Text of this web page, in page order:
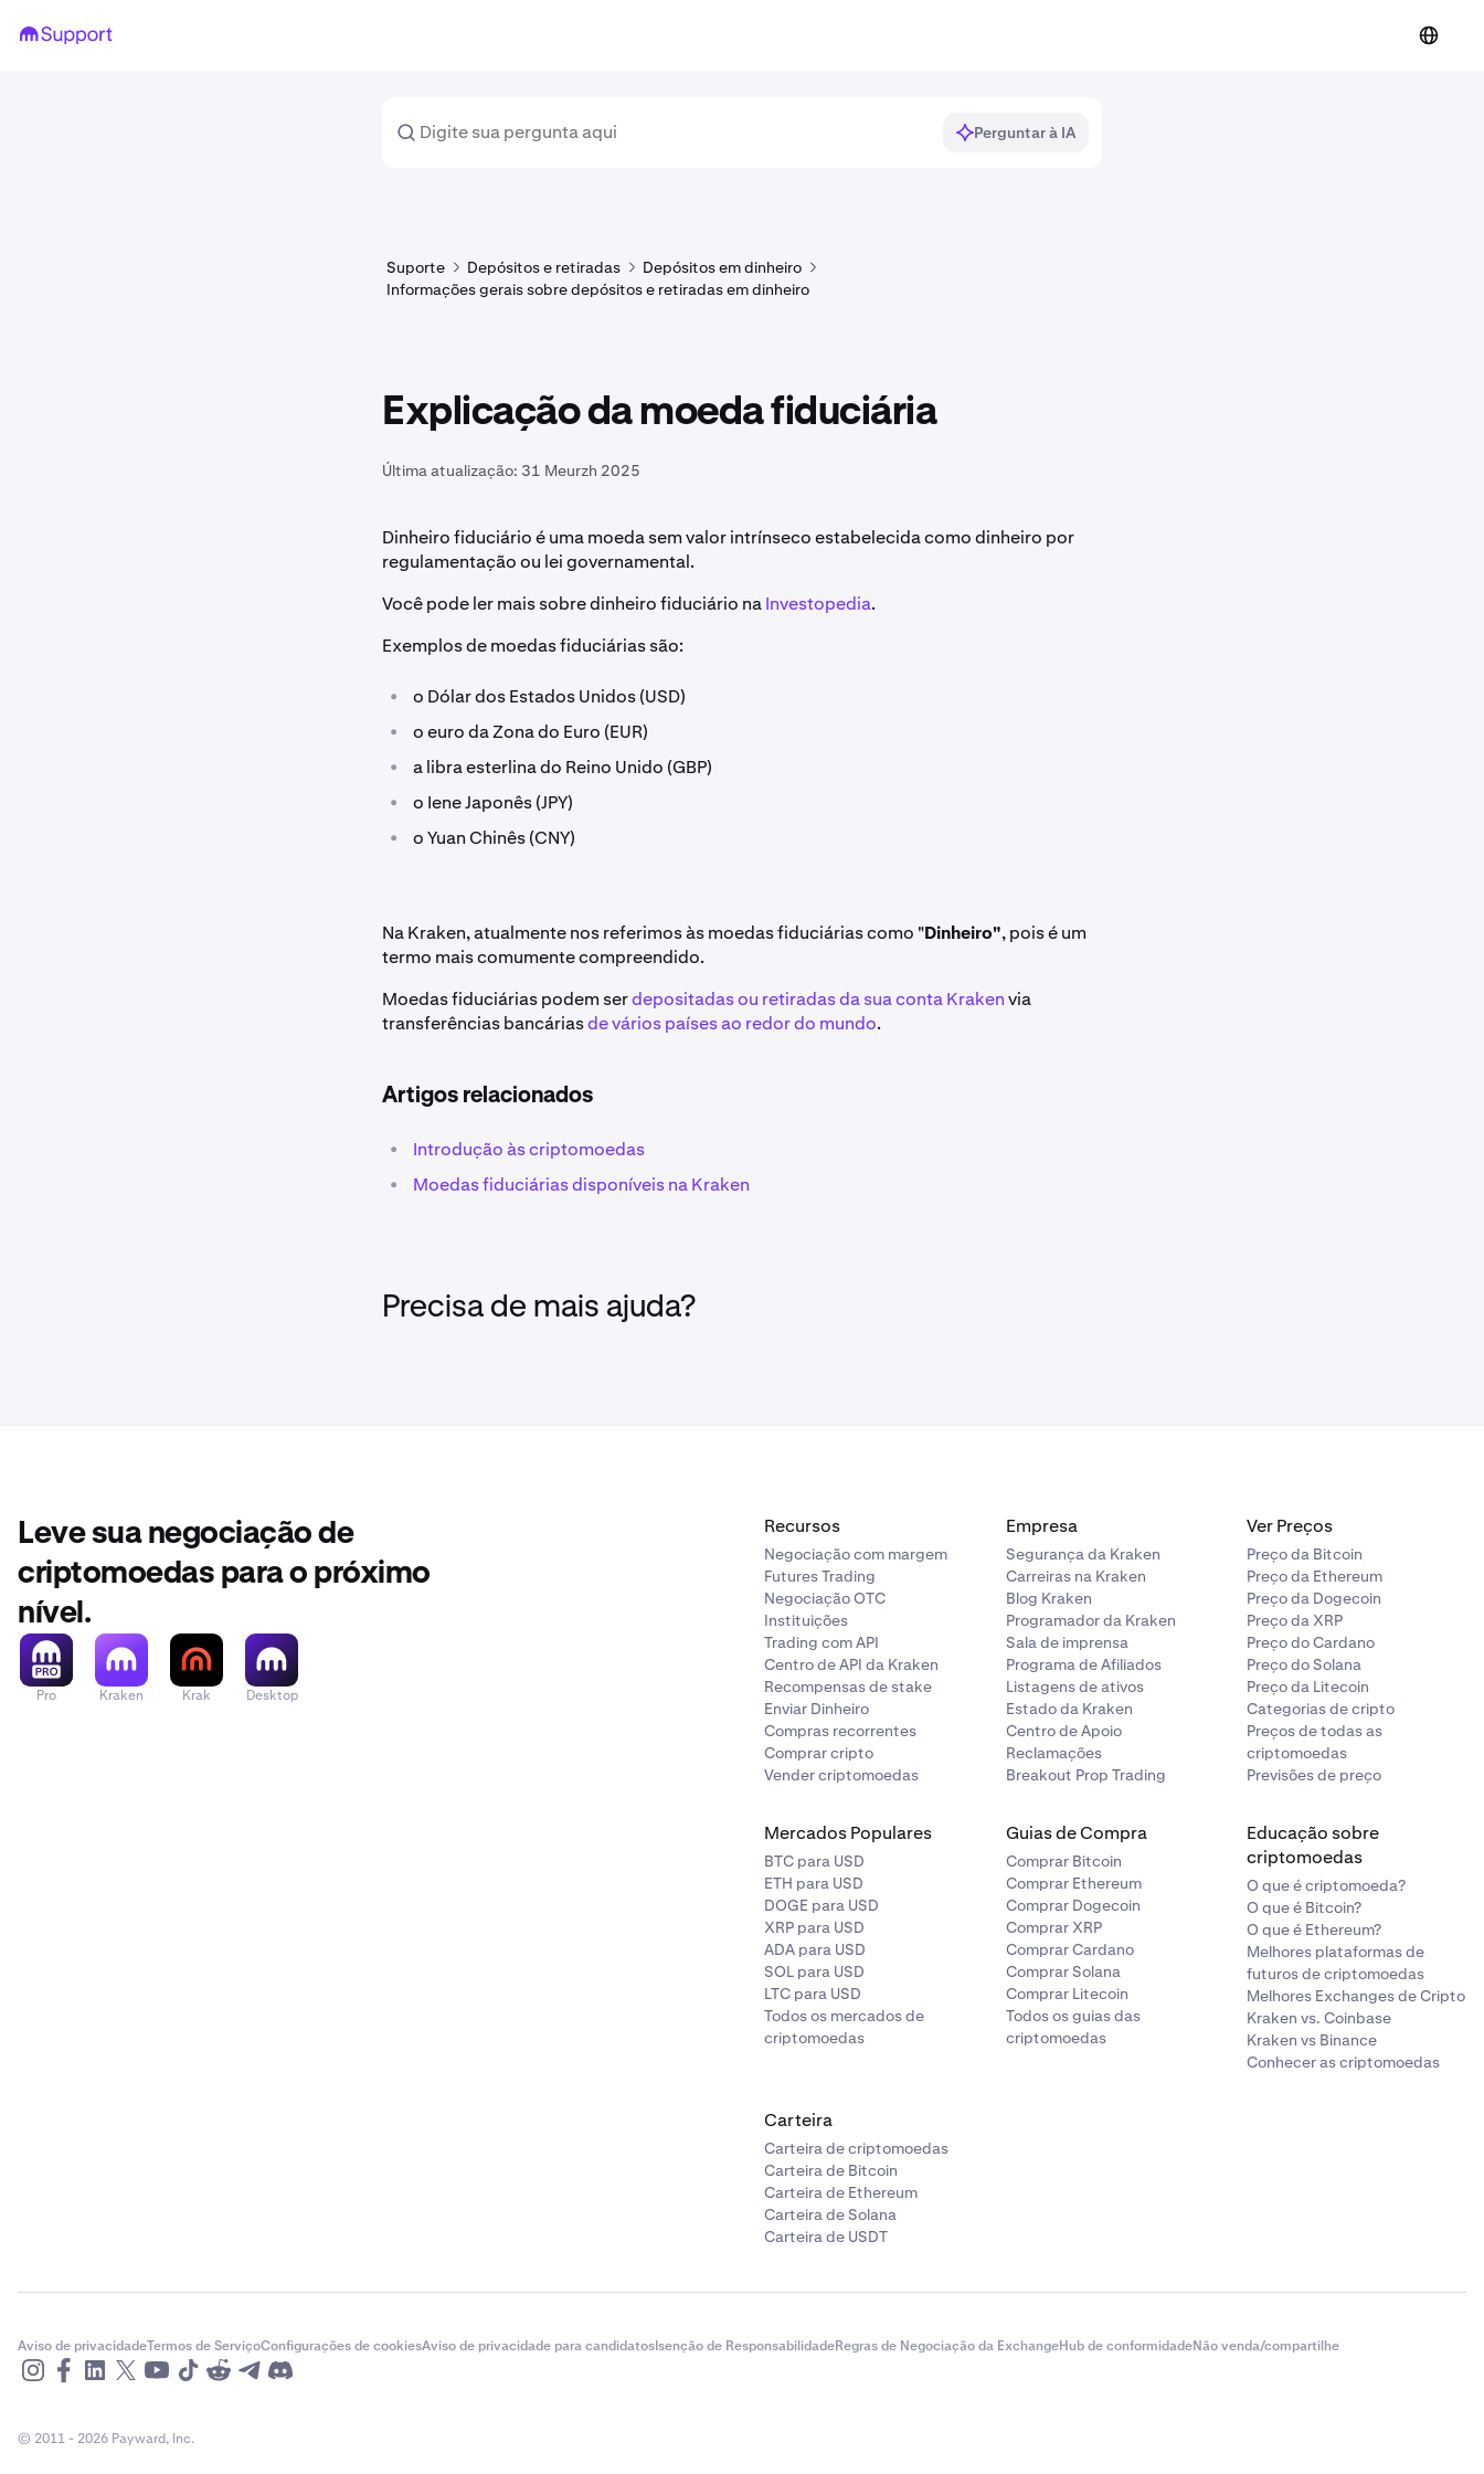
Perguntar à IA
Suporte Depósitos e retiradas
Depósitos em dinheiro
Informações gerais sobre depósitos e retiradas em dinheiro
Explicação da moeda fiduciária
Última atualização: 31 Meurzh 2025
Dinheiro fiduciário é uma moeda sem valor intrínseco estabelecida como dinheiro por
regulamentação ou lei governamental.
Você pode ler mais sobre dinheiro fiduciário naInvestopedia.
Exemplos de moedas fiduciárias são:
• o Dólar dos Estados Unidos (USD)
• o euro da Zona do Euro (EUR)
• a libra esterlina do Reino Unido (GBP)
• o Iene Japonês (JPY)
• o Yuan Chinês (CNY)
Na Kraken, atualmente nos referimos às moedas fiduciárias como "Dinheiro", pois é um
termo mais comumente compreendido.
Moedas fiduciárias podem serdepositadas ou retiradas da sua conta Krakenvia
transferências bancáriasde vários países ao redor do mundo.
Artigos relacionados
• Introdução às criptomoedas
• Moedas fiduciárias disponíveis na Kraken
Precisa de mais ajuda?
Leve sua negociação de
criptomoedas para o próximo
nível.
Pro Kraken Krak Desktop
Recursos
Negociação com margem
Futures Trading
Negociação OTC
Instituições
Trading com API
Centro de API da Kraken
Recompensas de stake
Enviar Dinheiro
Compras recorrentes
Comprar cripto
Vender criptomoedas
Empresa
Segurança da Kraken
Carreiras na Kraken
Blog Kraken
Programador da Kraken
Sala de imprensa
Programa de Afiliados
Listagens de ativos
Estado da Kraken
Centro de Apoio
Reclamações
Breakout Prop Trading
Ver Preços
Preço da Bitcoin
Preço da Ethereum
Preço da Dogecoin
Preço da XRP
Preço do Cardano
Preço do Solana
Preço da Litecoin
Categorias de cripto
Preços de todas as
criptomoedas
Previsões de preço
Mercados Populares
BTC para USD
ETH para USD
DOGE para USD
XRP para USD
ADA para USD
SOL para USD
LTC para USD
Todos os mercados de
criptomoedas
Guias de Compra
Comprar Bitcoin
Comprar Ethereum
Comprar Dogecoin
Comprar XRP
Comprar Cardano
Comprar Solana
Comprar Litecoin
Todos os guias das
criptomoedas
Educação sobre
criptomoedas
O que é criptomoeda?
O que é Bitcoin?
O que é Ethereum?
Melhores plataformas de
futuros de criptomoedas
Melhores Exchanges de Cripto
Kraken vs. Coinbase
Kraken vs Binance
Conhecer as criptomoedas
Carteira
Carteira de criptomoedas
Carteira de Bitcoin
Carteira de Ethereum
Carteira de Solana
Carteira de USDT
Aviso de privacidadeTermos de ServiçoConfigurações de cookiesAviso de privacidade para candidatosIsenção de ResponsabilidadeRegras de Negociação da ExchangeHub de conformidadeNão venda/compartilhe
© 2011 - 2026 Payward, Inc.